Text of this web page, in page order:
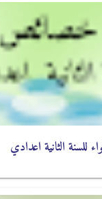
الثانية اعدادي